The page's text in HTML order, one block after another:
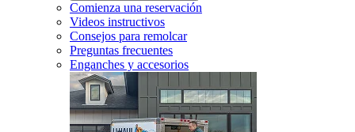
Comienza una reservación
Videos instructivos
Consejos para remolcar
Preguntas frecuentes
Enganches y accesorios